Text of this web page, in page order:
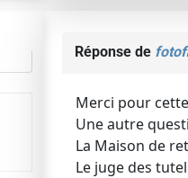
Réponse de
Merci pour
Une autre
La Maison de
Le juge des